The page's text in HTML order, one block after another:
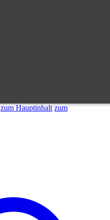
zum Hauptinhalt zum